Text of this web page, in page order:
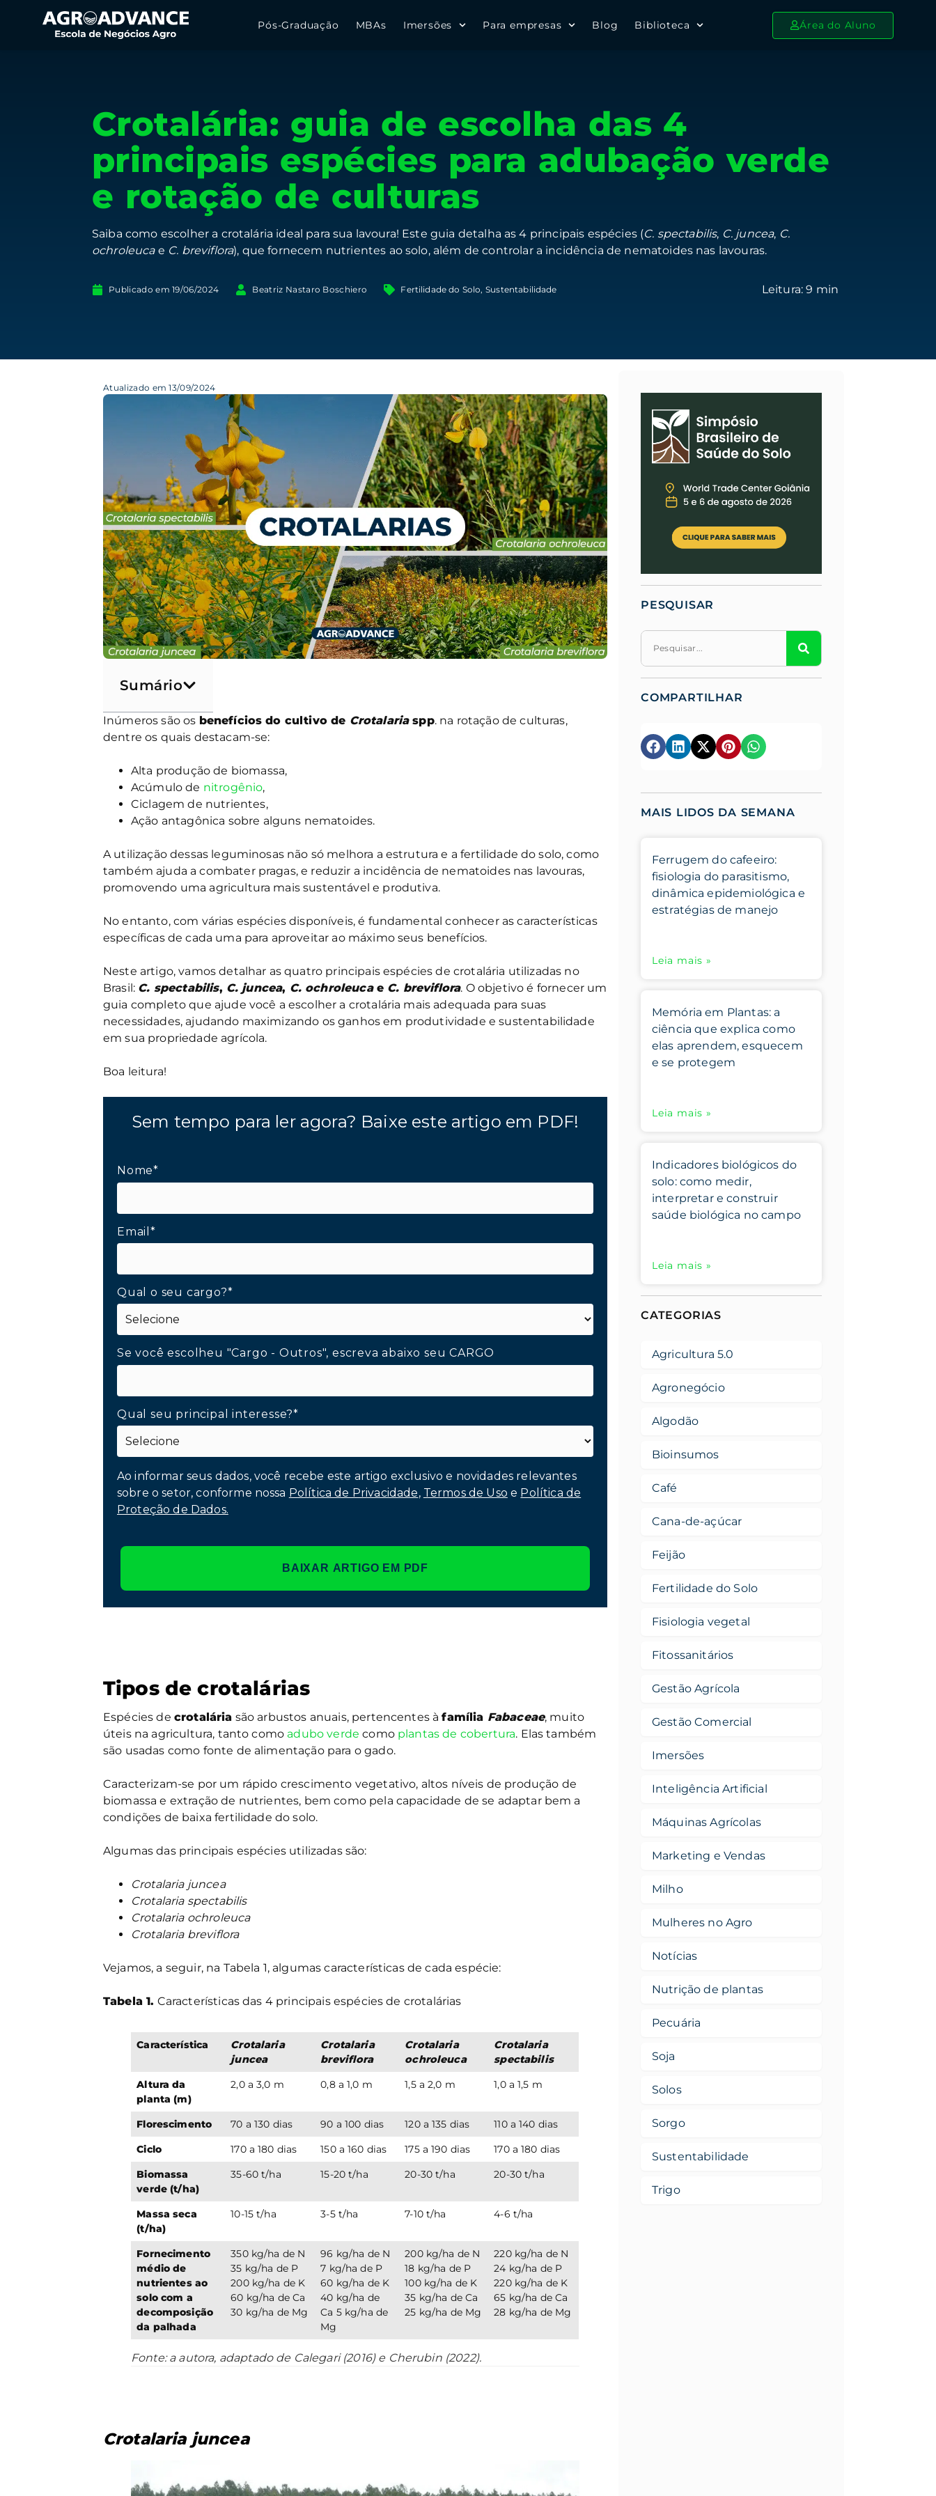
Pós-Graduação MBAs Imersões Para empresas Blog Biblioteca Área do Aluno
Crotalária: guia de escolha das 4
principais espécies para adubação verde
e rotação de culturas
Saiba como escolher a crotalária ideal para sua lavoura! Este guia detalha as 4 principais espécies (C. spectabilis, C. juncea, C.
ochroleucae C. breviflora), que fornecem nutrientes ao solo, além de controlar a incidência de nematoides nas lavouras.
Publicado em 19/06/2024 Beatriz Nastaro Boschiero Fertilidade do Solo,Sustentabilidade
Atualizado em 13/09/2024
Sumário
Inúmeros são os benefícios do cultivo de Crotalariaspp. na rotação de culturas,
dentre os quais destacam-se:
Alta produção de biomassa,
Acúmulo de nitrogênio,
Ciclagem de nutrientes,
Ação antagônica sobre alguns nematoides.
A utilização dessas leguminosas não só melhora a estrutura e a fertilidade do solo, como
também ajuda a combater pragas, e reduzir a incidência de nematoides nas lavouras,
promovendo uma agricultura mais sustentável e produtiva.
No entanto, com várias espécies disponíveis, é fundamental conhecer as características
específicas de cada uma para aproveitar ao máximo seus benefícios.
Neste artigo, vamos detalhar as quatro principais espécies de crotalária utilizadas no
Brasil: C. spectabilis, C. juncea, C. ochroleucae C. breviflora. O objetivo é fornecer um
guia completo que ajude você a escolher a crotalária mais adequada para suas
necessidades, ajudando maximizando os ganhos em produtividade e sustentabilidade
em sua propriedade agrícola.
Boa leitura!
Sem tempo para ler agora? Baixe este artigo em PDF!
Nome*
Email*
Qual o seu cargo?*
Se você escolheu "Cargo - Outros", escreva abaixo seu CARGO
Qual seu principal interesse?*
Ao informar seus dados, você recebe este artigo exclusivo e novidades relevantes
sobre o setor, conforme nossa Política de Privacidade, Termos de Uso e Política de
Proteção de Dados.
BAIXAR ARTIGO EM PDF
Tipos de crotalárias
Espécies de crotalária são arbustos anuais, pertencentes àfamília Fabaceae, muito
úteis na agricultura, tanto como adubo verde como plantas de cobertura. Elas também
são usadas como fonte de alimentação para o gado.
Caracterizam-se por um rápido crescimento vegetativo, altos níveis de produção de
biomassa e extração de nutrientes, bem como pela capacidade de se adaptar bem a
condições de baixa fertilidade do solo.
Algumas das principais espécies utilizadas são:
Crotalaria juncea
Crotalaria spectabilis
Crotalaria ochroleuca
Crotalaria breviflora
Vejamos, a seguir, na Tabela 1, algumas características de cada espécie:
Tabela 1. Características das 4 principais espécies de crotalárias
Característica
Crotalaria
juncea
Crotalaria
breviflora
Crotalaria
ochroleuca
Crotalaria
spectabilis
Altura da
planta (m)
2,0 a 3,0 m 0,8 a 1,0 m 1,5 a 2,0 m 1,0 a 1,5 m
Florescimento 70 a 130 dias 90 a 100 dias 120 a 135 dias
110 a 140 dias
Ciclo
170 a 180 dias 150 a 160 dias 175 a 190 dias
170 a 180 dias
Biomassa
verde (t/ha)
35-60 t/ha 15-20 t/ha 20-30 t/ha 20-30 t/ha
Massa seca
(t/ha)
10-15 t/ha 3-5 t/ha 7-10 t/ha 4-6 t/ha
Fornecimento
médio de
nutrientes ao
solo com a
decomposição
da palhada
350 kg/ha de N
35 kg/ha de P
200 kg/ha de K
60 kg/ha de Ca
30 kg/ha de Mg
96 kg/ha de N
7 kg/ha de P
60 kg/ha de K
40 kg/ha de
Ca 5 kg/ha de
Mg
200 kg/ha de N
18 kg/ha de P
100 kg/ha de K
35 kg/ha de Ca
25 kg/ha de Mg
220 kg/ha de N
24 kg/ha de P
220 kg/ha de K
65 kg/ha de Ca
28 kg/ha de Mg
Fonte: a autora, adaptado de Calegari (2016) e Cherubin (2022).
Crotalaria juncea
PESQUISAR
COMPARTILHAR
MAIS LIDOS DA SEMANA
Ferrugem do cafeeiro:
fisiologia do parasitismo,
dinâmica epidemiológica e
estratégias de manejo
Leia mais »
Memória em Plantas: a
ciência que explica como
elas aprendem, esquecem
e se protegem
Leia mais »
Indicadores biológicos do
solo: como medir,
interpretar e construir
saúde biológica no campo
Leia mais »
CATEGORIAS
Agricultura 5.0
Agronegócio
Algodão
Bioinsumos
Café
Cana-de-açúcar
Feijão
Fertilidade do Solo
Fisiologia vegetal
Fitossanitários
Gestão Agrícola
Gestão Comercial
Imersões
Inteligência Artificial
Máquinas Agrícolas
Marketing e Vendas
Milho
Mulheres no Agro
Notícias
Nutrição de plantas
Pecuária
Soja
Solos
Sorgo
Sustentabilidade
Trigo